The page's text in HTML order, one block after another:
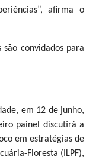
afirma o
convidados para
em 12 de junho,
painel discutirá a
em estratégias de
Floresta (ILPF),